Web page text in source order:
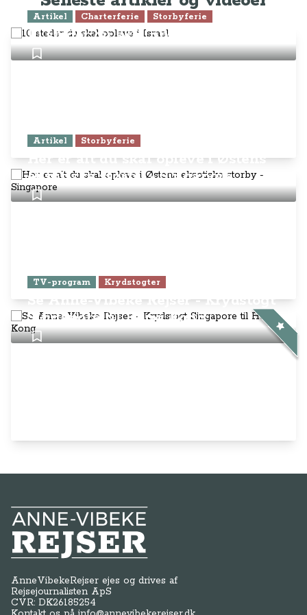
Artikel Charterferie Storbyferie
10 steder du skal opleve i Israel
Artikel Storbyferie
Her er alt du skal opleve i Østens
eksotiske storby - Singapore
TV-program Krydstogter
Se Anne-Vibeke Rejser - Krydstogt
Singapore til Hong Kong
Anne-Vibeke Rejser
AnneVibekeRejser ejes og drives af
Rejsejournalisten ApS
CVR: DK26185254